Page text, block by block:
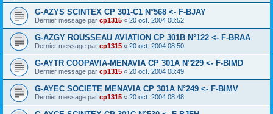
G-AZYS SCINTEX CP 301-C1 N°568 <- F-BJAY
Dernier message par cp1315 « 20 oct. 2004 08:52
G-AZGY ROUSSEAU AVIATION CP 301B N°122 <- F-BRAA
Dernier message par cp1315 « 20 oct. 2004 08:50
G-AYTR COOPAVIA-MENAVIA CP 301A N°229 <- F-BIMD
Dernier message par cp1315 « 20 oct. 2004 08:49
G-AYEC SOCIETE MENAVIA CP 301A N°249 <- F-BIMV
Dernier message par cp1315 « 20 oct. 2004 08:48